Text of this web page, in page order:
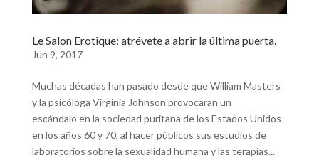
Le Salon Erotique: atrévete a abrir la última puerta.
Jun 9, 2017
Muchas décadas han pasado desde que William Masters
y la psicóloga Virginia Johnson provocaran un
escándalo en la sociedad puritana de los Estados Unidos
en los años 60 y 70, al hacer públicos sus estudios de
laboratorios sobre la sexualidad humana y las terapias...